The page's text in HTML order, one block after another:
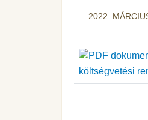
2022.
költségvetési